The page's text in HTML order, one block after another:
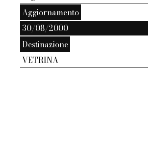
Aggiornamento
30/08/2000
Destinazione
VETRINA